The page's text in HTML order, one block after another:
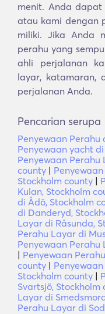
menit. Anda dapat
atau kami dengan
miliki. Jika Anda
perahu yang
ahli perjalanan
layar, katamaran,
perjalanan Anda.
Pencarian serupa
Penyewaan Perahu
Penyewaan yacht
Penyewaan Perahu
county |
Stockholm county |
Kulan, Stockholm
di Ådö, Stockholm
di Danderyd,
Layar di Råsunda,
Perahu Layar di
Penyewaan
| Penyewaan
county |
Stockholm county |
Svartsjö, Stockholm
Layar di
Perahu Layar di